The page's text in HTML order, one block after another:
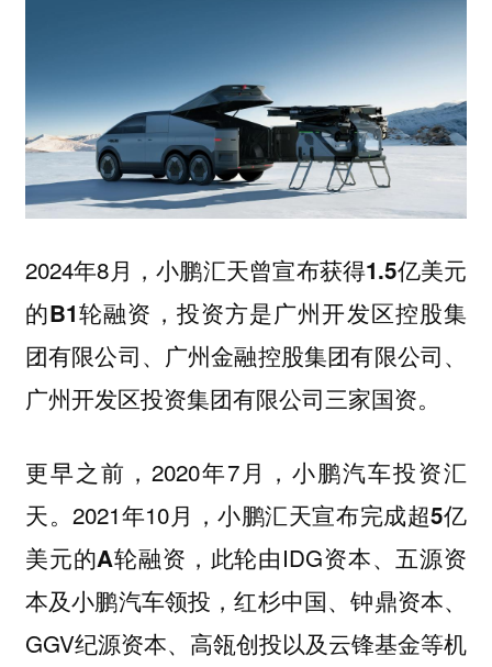
2024年8月，小鹏汇天曾宣布获得1.5亿美元
的B1轮融资， 投资方是广州开发区控股集
团有限公司、广州金融控股集团有限公司、
广州开发区投资集团有限公司三家国资。
更早之前，2020年7月，小鹏汽车投资汇
天。2021年10月，小鹏汇天宣布完成超5亿
美元的A轮融资 ，此轮由IDG资本、五源资
本及小鹏汽车领投，红杉中国、钟鼎资本、
GGV纪源资本、高瓴创投以及云锋基金等机